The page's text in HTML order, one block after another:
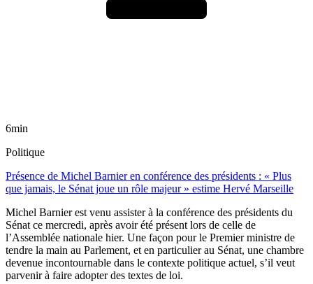
6min
Politique
Présence de Michel Barnier en conférence des présidents : « Plus
que jamais, le Sénat joue un rôle majeur » estime Hervé Marseille
Michel Barnier est venu assister à la conférence des présidents du
Sénat ce mercredi, après avoir été présent lors de celle de
l’Assemblée nationale hier. Une façon pour le Premier ministre de
tendre la main au Parlement, et en particulier au Sénat, une chambre
devenue incontournable dans le contexte politique actuel, s’il veut
parvenir à faire adopter des textes de loi.